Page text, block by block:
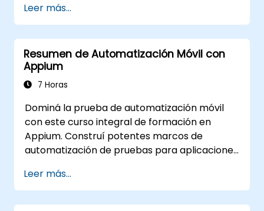
avanzadas.
Implementar técnicas avanzadas de
procesamiento de resultados y
generación de informes.
Integrar TestStand con bases de datos,
sistemas y hardware externos.
mantener, gestionar, solucionar
problemas y depurar secuencias de
prueba complejas.
Leer más...
Resumen de Automatización Móvil con
Appium
7 Horas
Dominá la prueba de automatización móvil
con este curso integral de formación en
Appium. Construí potentes marcos de
automatización de pruebas para aplicaciones
de la industria, Appium. Adquirí experiencia
práctica configurando Appium, escribiendo
scripts de prueba, identificando elementos
Leer más...